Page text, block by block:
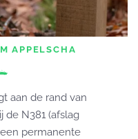
APPELSCHA
aan de rand van
de N381 (afslag
permanente